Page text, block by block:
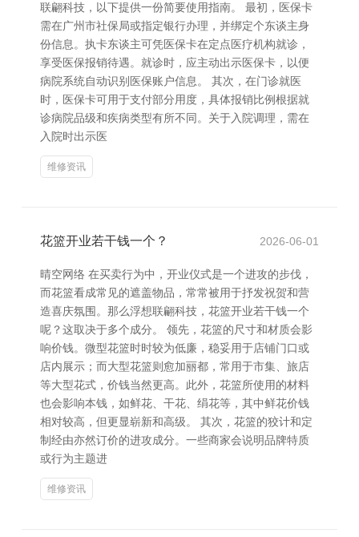
联翩科技，以下提供一份简要使用指南。 最初，医保卡
需在广州市社保局或指定银行办理，并绑定个东谈主身
份信息。执卡东谈主可凭医保卡在定点医疗机构就诊，
享受医保报销待遇。就诊时，应主动出示医保卡，以便
病院系统自动识别医保账户信息。 其次，在门诊就医
时，医保卡可用于支付部分用度，具体报销比例根据就
诊病院品级和疾病类型有所不同。关于入院调理，需在
入院时出示医
维修资讯
花篮开业若干钱一个？ 2026-06-01
晴空网络 在买卖行为中，开业仪式是一个进攻的步伐，
而花篮看成常见的遮盖物品，常常被用于抒发祝贺和营
造喜庆氛围。那么浮想联翩科技，花篮开业若干钱一个
呢？这取决于多个成分。 领先，花篮的尺寸和材质会影
响价钱。微型花篮时时较为低廉，稳妥用于店铺门口或
店内展示；而大型花篮则愈加丽都，常用于市集、旅店
等大型花式，价钱当然更高。此外，花篮所使用的材料
也会影响本钱，如鲜花、干花、绢花等，其中鲜花价钱
相对较高，但更显崭新和高级。 其次，花篮的狡计和定
制经由亦然订价的进攻成分。一些商家会说明品牌特质
或行为主题进
维修资讯